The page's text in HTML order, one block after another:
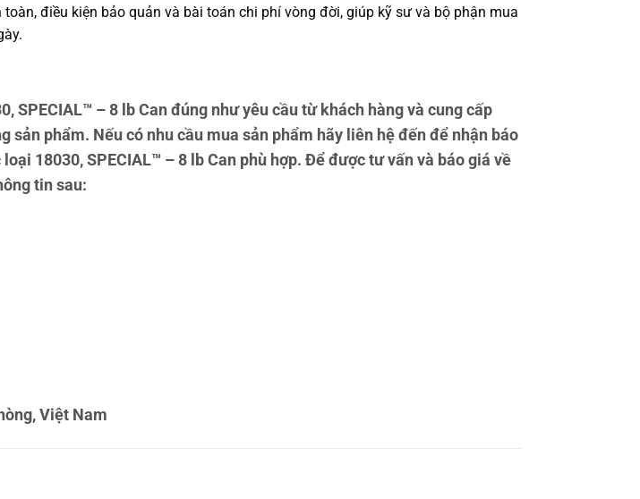
điều kiện bảo quản và bài toán chi phí vòng đời, giúp kỹ sư và bộ phận mua
SPECIAL™ – 8 lb Can đúng như yêu cầu từ khách hàng và cung cấp
sản phẩm. Nếu có nhu cầu mua sản phẩm hãy liên hệ đến để nhận báo
18030, SPECIAL™ – 8 lb Can phù hợp. Để được tư vấn và báo giá về
tin sau:
Việt Nam